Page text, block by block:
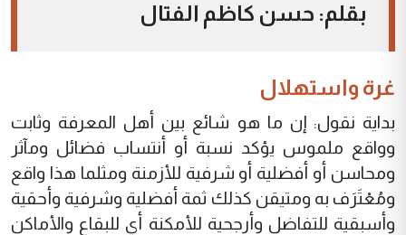
بقلم: حسن كاظم الفتال
غرة واستهلال
بداية نقول: إن ما هو شائع بين أهل المعرفة وثابت
وواقع ملموس يؤكد نسبة أو أنتساب فضائل ومآثر
ومحاسن أو أفضلية أو شرفية للأزمنة ومثلما هذا واقع
ومُعْتَرَف به ومتيقن كذلك ثمة أفضلية وشرفية وأحقية
وأسبقية للتفاضل وأرجحية للأمكنة أي للبقاع والأماكن